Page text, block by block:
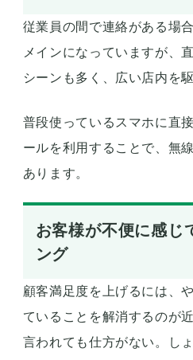
従業員の間で連絡がある場
メインになっていますが、
シーンも多く、広い店内を
普段使っているスマホに直
ールを利用することで、無
あります。
お客様が不便に感じ
ング
顧客満足度を上げるには、
ていることを解消するのが
言われても仕方がない。し